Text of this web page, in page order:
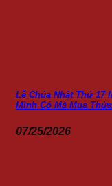
Lễ Chúa Nhật Thứ 17
Mình Có Mà Mua
07/25/2026